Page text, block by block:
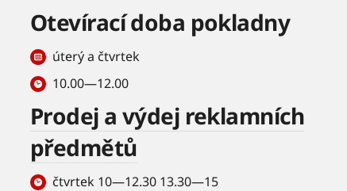
Otevírací doba pokladny
úterý a čtvrtek
10.00—12.00
Prodej a výdej reklamních
předmětů
čtvrtek 10—12.30 13.30—15